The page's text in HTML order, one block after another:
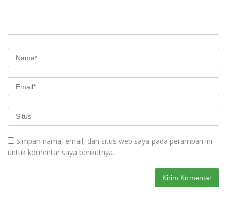
Simpan nama, email, dan situs web saya pada peramban ini
untuk komentar saya berikutnya.